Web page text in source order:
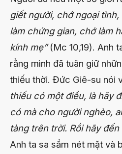
giết người, chớ ngoại
làm chứng gian, chớ làm
kính mẹ”(Mc 10,19). Anh
rằng mình đã tuân giữ
thiếu thời. Đức Giê-su nói
thiếu có một điều, là hãy
có mà cho người nghèo,
tàng trên trời. Rồi hãy đến
Anh ta sa sầm nét mặt và